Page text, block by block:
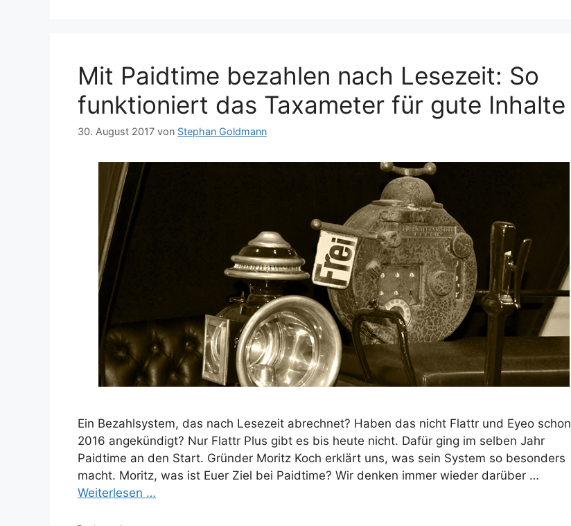
Mit Paidtime bezahlen nach Lesezeit: So
funktioniert das Taxameter für gute Inhalte
30. August 2017 von Stephan Goldmann
Ein Bezahlsystem, das nach Lesezeit abrechnet? Haben das nicht Flattr und Eyeo schon
2016 angekündigt? Nur Flattr Plus gibt es bis heute nicht. Dafür ging im selben Jahr
Paidtime an den Start. Gründer Moritz Koch erklärt uns, was sein System so besonders
macht. Moritz, was ist Euer Ziel bei Paidtime? Wir denken immer wieder darüber …
Weiterlesen …